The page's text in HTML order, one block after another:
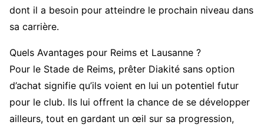
dont il a besoin pour atteindre le prochain niveau dans
sa carrière.
Quels Avantages pour Reims et Lausanne ?
Pour le Stade de Reims, prêter Diakité sans option
d’achat signifie qu’ils voient en lui un potentiel futur
pour le club. Ils lui offrent la chance de se développer
ailleurs, tout en gardant un œil sur sa progression,